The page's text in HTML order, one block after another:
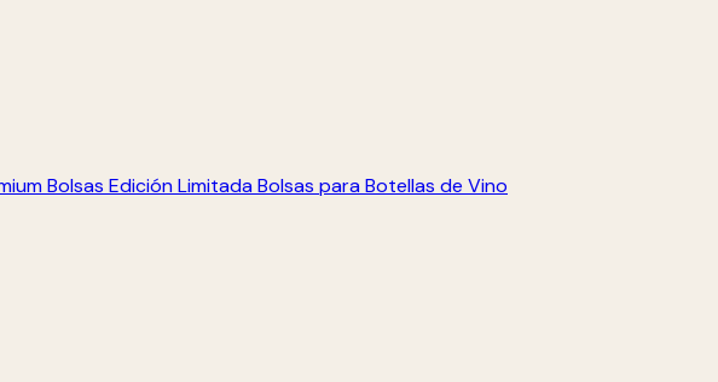
Bolsas Edición Limitada Bolsas para Botellas de Vino